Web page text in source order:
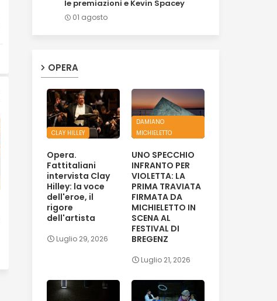
le premiazioni e Kevin Spacey
01 agosto
OPERA
CLAY HILLEY
Opera.
Fattitaliani
intervista Clay
Hilley: la voce
dell'eroe, il
rigore
dell'artista
Luglio 29, 2026
DAMIANO
MICHIELETTO
UNO SPECCHIO
INFRANTO PER
VIOLETTA: LA
PRIMA TRAVIATA
FIRMATA DA
MICHIELETTO IN
SCENA AL
FESTIVAL DI
BREGENZ
Luglio 21, 2026